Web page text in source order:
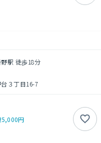
駅 徒歩18分
３丁目16-7
5,000円